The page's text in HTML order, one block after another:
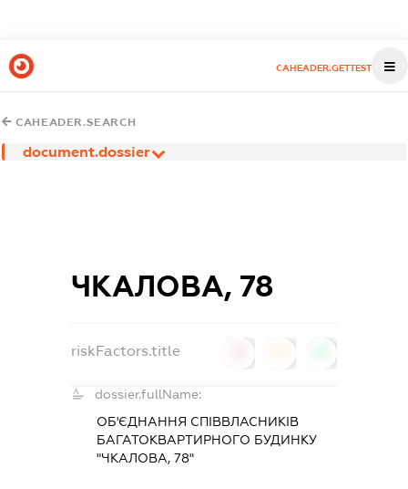
CAHEADER.GETTEST
CAHEADER.SEARCH
document.dossier
ЧКАЛОВА, 78
riskFactors.title
dossier.fullName:
ОБ'ЄДНАННЯ СПІВВЛАСНИКІВ
БАГАТОКВАРТИРНОГО БУДИНКУ
"ЧКАЛОВА, 78"